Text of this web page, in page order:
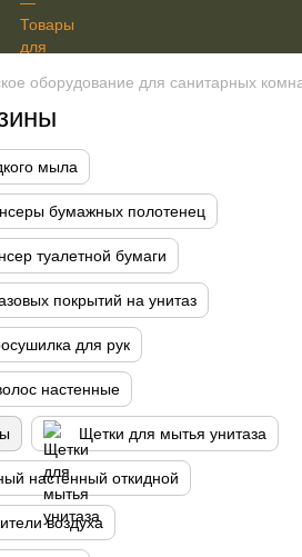
оборудование для санитарных
мыла
бумажных полотенец
туалетной бумаги
покрытий на унитаз
для рук
настенные
Щетки для мытья унитаза
настенный откидной
воздуха